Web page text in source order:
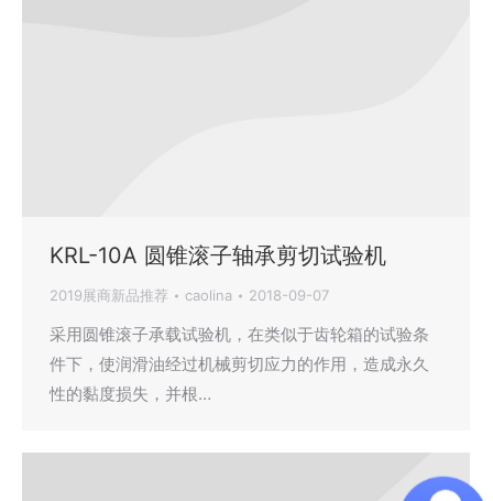
KRL-10A 圆锥滚子轴承剪切试验机
2019展商新品推荐 caolina 2018-09-07
采用圆锥滚子承载试验机，在类似于齿轮箱的试验条
件下，使润滑油经过机械剪切应力的作用，造成永久
性的黏度损失，并根…